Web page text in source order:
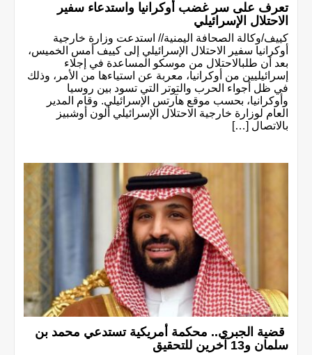
تعرف على سر غضب أوكرانيا واستدعاء سفير
الاحتلال الإسرائيلي
كييف/وكالة الصحافة اليمنية// استدعت وزارة خارجية
أوكرانيا سفير الاحتلال الإسرائيلي إلى كييف أمس الخميس،
بعد أن طلبالاحتلال من موسكو المساعدة في إجلاء
إسرائيليين من أوكرانيا، معربة عن استياءها من الأمر، وذلك
في ظل أجواء الحرب والتوتر التي تسود بين روسيا
وأوكرانيا، بحسب موقع هآرتس الإسرائيلي. وقام المدير
العام لوزارة خارجية الاحتلال الإسرائيلي ألون أوشبيز
بالاتصال […]
قضية الجبري.. محكمة أمريكية تستدعي محمد بن
سلمان و13 آخرين للتحقيق